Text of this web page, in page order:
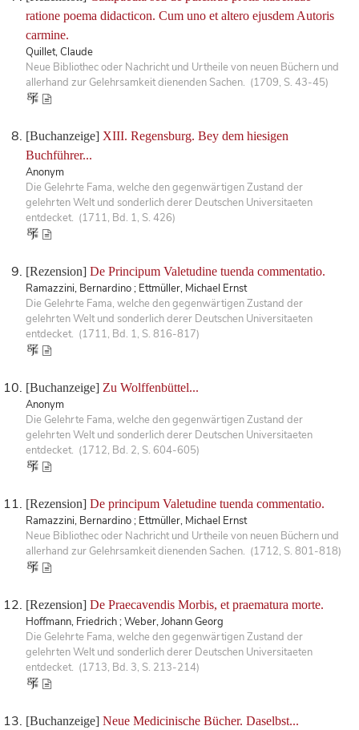
ratione poema didacticon. Cum uno et altero ejusdem Autoris
carmine.
Quillet, Claude
Neue Bibliothec oder Nachricht und Urtheile von neuen Büchern und
allerhand zur Gelehrsamkeit dienenden Sachen. (1709, S. 43-45)
[Buchanzeige] XIII. Regensburg. Bey dem hiesigen
Buchführer...
Anonym
Die Gelehrte Fama, welche den gegenwärtigen Zustand der
gelehrten Welt und sonderlich derer Deutschen Universitaeten
entdecket. (1711, Bd. 1, S. 426)
[Rezension] De Principum Valetudine tuenda commentatio.
Ramazzini, Bernardino ; Ettmüller, Michael Ernst
Die Gelehrte Fama, welche den gegenwärtigen Zustand der
gelehrten Welt und sonderlich derer Deutschen Universitaeten
entdecket. (1711, Bd. 1, S. 816-817)
[Buchanzeige] Zu Wolffenbüttel...
Anonym
Die Gelehrte Fama, welche den gegenwärtigen Zustand der
gelehrten Welt und sonderlich derer Deutschen Universitaeten
entdecket. (1712, Bd. 2, S. 604-605)
[Rezension] De principum Valetudine tuenda commentatio.
Ramazzini, Bernardino ; Ettmüller, Michael Ernst
Neue Bibliothec oder Nachricht und Urtheile von neuen Büchern und
allerhand zur Gelehrsamkeit dienenden Sachen. (1712, S. 801-818)
[Rezension] De Praecavendis Morbis, et praematura morte.
Hoffmann, Friedrich ; Weber, Johann Georg
Die Gelehrte Fama, welche den gegenwärtigen Zustand der
gelehrten Welt und sonderlich derer Deutschen Universitaeten
entdecket. (1713, Bd. 3, S. 213-214)
[Buchanzeige] Neue Medicinische Bücher. Daselbst...